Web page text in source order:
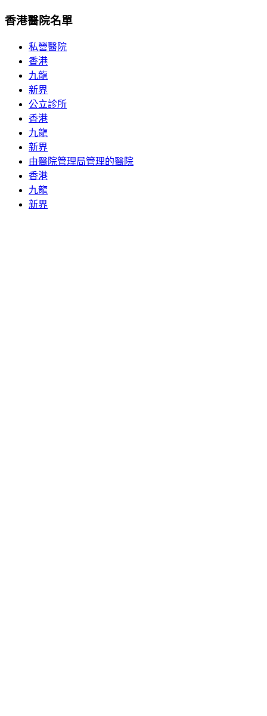
香港醫院名單
私營醫院
香港
九龍
新界
公立診所
香港
九龍
新界
由醫院管理局管理的醫院
香港
九龍
新界